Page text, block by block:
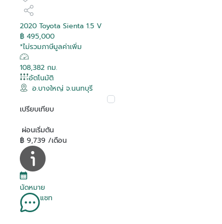
2020 Toyota Sienta 1.5 V
฿ 495,000
*ไม่รวมภาษีมูลค่าเพิ่ม
108,382 กม.
อัตโนมัติ
อ.บางใหญ่ จ.นนทบุรี
เปรียบเทียบ
ผ่อนเริ่มต้น
฿ 9,739 /เดือน
นัดหมาย
แชท